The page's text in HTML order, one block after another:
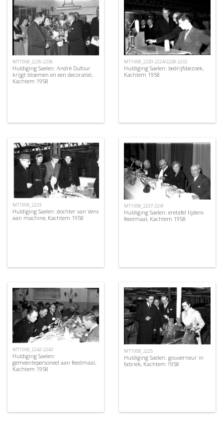
MT1958_2235-2236
Huldiging Saelen: André Dufour
krijgt bloemen en een decoratiel,
Kachtem 1958
MT1958_2220-2224/2228-2232
Huldiging Saelen: bedrijfsbezoek,
Kachtem 1958
MT1958_2233
Huldiging Saelen: dochter van Vens
aan machine, Kachtem 1958
MT1958_2237-2241
Huldiging Saelen: eretafel tijdens
feestmaal, Kachtem 1958
MT1958_2242-2243
Huldiging Saelen:
gemeentepersoneel aan feestmaal,
Kachtem 1958
MT1958_2225
Huldiging Saelen: gouverneur in
fabriek, Kachtem 1958